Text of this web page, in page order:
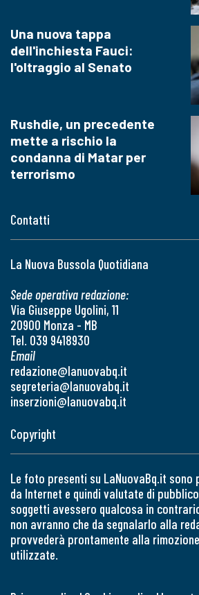
Contatti
La Nuova Bussola Quotidiana
Sede operativa redazione:
Via Giuseppe Ugolini, 11
20900 Monza - MB
Tel. 039 9418930
Email
redazione@lanuovabq.it
segreteria@lanuovabq.it
inserzioni@lanuovabq.it
Una nuova tappa
dell'inchiesta Fauci:
l'oltraggio al Senato
Rushdie, un precedente
mette a rischio la
condanna di Matar per
terrorismo
Copyright
Le foto presenti su LaNuovaBq.it sono
da Internet e quindi valutate di
soggetti avessero qualcosa in
non avranno che da segnalarlo alla
provvederà prontamente alla
utilizzate.